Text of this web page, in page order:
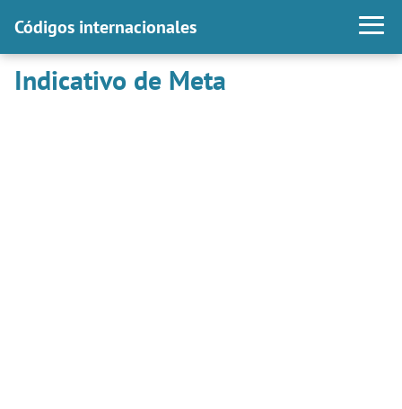
Códigos internacionales
Indicativo de Meta